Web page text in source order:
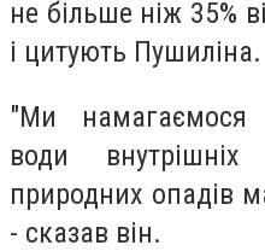
не більше ніж 35%
і цитують Пушиліна.
"Ми намагаємося
води
природних опадів
- сказав він.